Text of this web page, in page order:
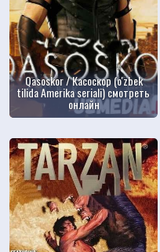
Qasoskor / Касоскор (o'zbek
tilida Amerika seriali) смотреть
онлайн